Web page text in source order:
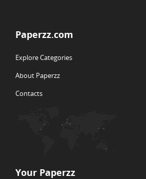
Paperzz.com
Explore Categories
About Paperzz
Contacts
Your Paperzz